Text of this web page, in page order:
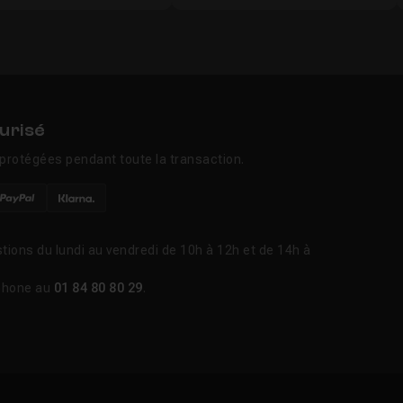
pendant toute la transaction.
du lundi au vendredi de 10h à 12h et de 14h à
au 01 84 80 80 29.